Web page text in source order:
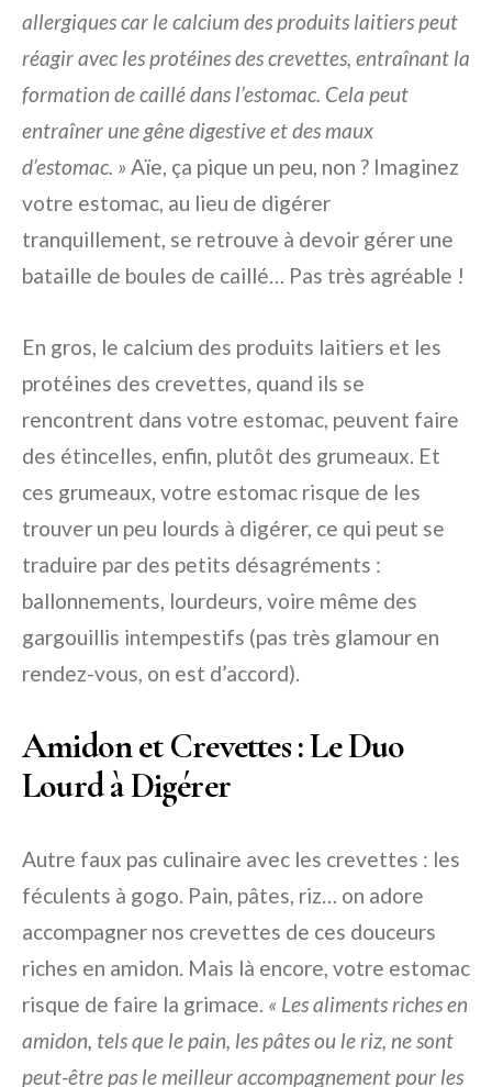
allergiques car le calcium des produits laitiers peut
réagir avec les protéines des crevettes, entraînant la
formation de caillé dans l’estomac. Cela peut
entraîner une gêne digestive et des maux
d’estomac. » Aïe, ça pique un peu, non ? Imaginez
votre estomac, au lieu de digérer
tranquillement, se retrouve à devoir gérer une
bataille de boules de caillé… Pas très agréable !
En gros, le calcium des produits laitiers et les
protéines des crevettes, quand ils se
rencontrent dans votre estomac, peuvent faire
des étincelles, enfin, plutôt des grumeaux. Et
ces grumeaux, votre estomac risque de les
trouver un peu lourds à digérer, ce qui peut se
traduire par des petits désagréments :
ballonnements, lourdeurs, voire même des
gargouillis intempestifs (pas très glamour en
rendez-vous, on est d’accord).
Amidon et Crevettes : Le Duo
Lourd à Digérer
Autre faux pas culinaire avec les crevettes : les
féculents à gogo. Pain, pâtes, riz… on adore
accompagner nos crevettes de ces douceurs
riches en amidon. Mais là encore, votre estomac
risque de faire la grimace. « Les aliments riches en
amidon, tels que le pain, les pâtes ou le riz, ne sont
peut-être pas le meilleur accompagnement pour les